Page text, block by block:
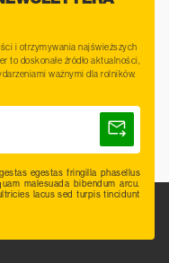
i otrzymywania najświeższych
doskonałe źródło aktualności,
ważnymi dla rolników.
egestas fringilla phasellus
malesuada bibendum arcu.
lacus sed turpis tincidunt